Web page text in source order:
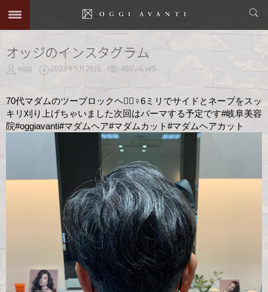
オッジのインスタグラム
oggi 2023年5月26日 488VIEWS
70代マダムのツーブロックヘア🏻‍♀️6ミリでサイドとネープをスッ
キリ刈り上げちゃいました次回はパーマする予定です#岐阜美容
院#oggiavanti#マダムヘア#マダムカット#マダムヘアカット